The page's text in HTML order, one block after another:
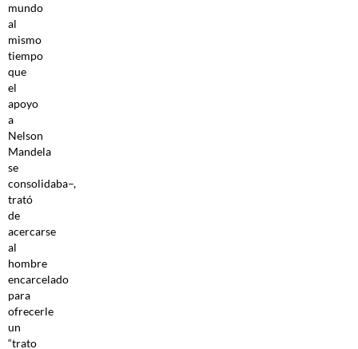
mundo
al
mismo
tiempo
que
el
apoyo
a
Nelson
Mandela
se
consolidaba–,
trató
de
acercarse
al
hombre
encarcelado
para
ofrecerle
un
“trato